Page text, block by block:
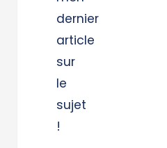
dernier
article
sur
le
sujet
!